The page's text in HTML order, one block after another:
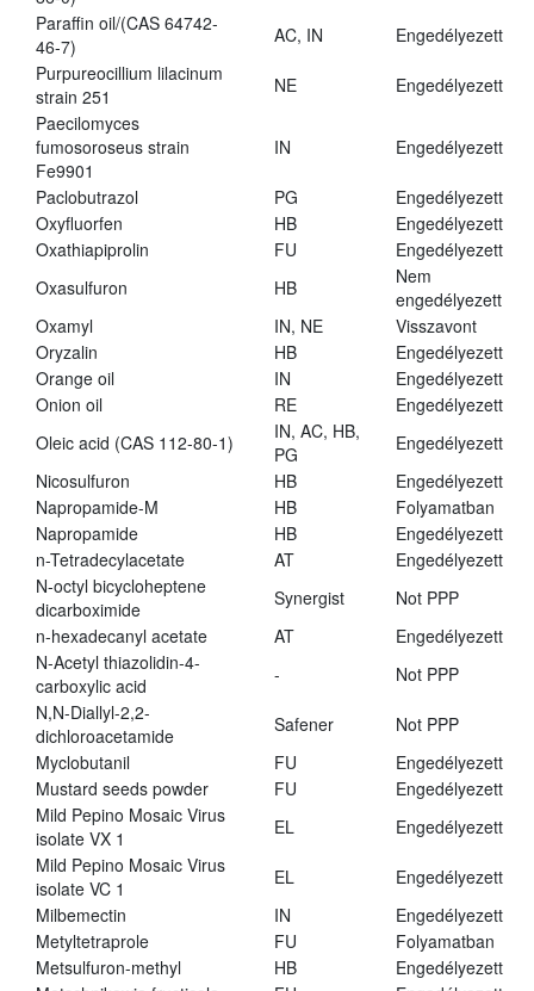
Paraffin oil/(CAS 64742-
46-7)
AC, IN
Engedélyezett
Purpureocillium lilacinum
strain 251
NE
Engedélyezett
Paecilomyces
fumosoroseus strain
Fe9901
IN Engedélyezett
Paclobutrazol PG
Engedélyezett
Oxyfluorfen
HB
Engedélyezett
Oxathiapiprolin
FU
Engedélyezett
Oxasulfuron
HB
Nem
engedélyezett
Oxamyl
IN, NE
Visszavont
Oryzalin
HB
Engedélyezett
Orange oil
IN
Engedélyezett
Onion oil
RE
Engedélyezett
Oleic acid (CAS 112-80-1)
IN, AC, HB,
PG
Engedélyezett
Nicosulfuron
HB
Engedélyezett
Napropamide-M
HB
Folyamatban
Napropamide
HB
Engedélyezett
n-Tetradecylacetate
AT
Engedélyezett
N-octyl bicycloheptene
dicarboximide
Synergist
Not PPP
n-hexadecanyl acetate
AT
Engedélyezett
N-Acetyl thiazolidin-4-
carboxylic acid
-
Not PPP
N,N-Diallyl-2,2-
dichloroacetamide
Safener
Not PPP
Myclobutanil
FU
Engedélyezett
Mustard seeds powder
FU
Engedélyezett
Mild Pepino Mosaic Virus
isolate VX 1
EL
Engedélyezett
Mild Pepino Mosaic Virus
isolate VC 1
EL
Engedélyezett
Milbemectin
IN
Engedélyezett
Metyltetraprole
FU
Folyamatban
Metsulfuron-methyl
HB
Engedélyezett